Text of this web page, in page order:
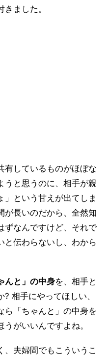
ました。
有しているものがほぼな
うと思うのに、相手が親
」という甘えが出てしま
が長いのだから、全然知
ずなんですけど、それで
と伝わらないし、わから
んと」の中身を、相手と
相手にやってほしい、
ら「ちゃんと」の中身を
がいいんですよね。
、夫婦間でもこういうこ